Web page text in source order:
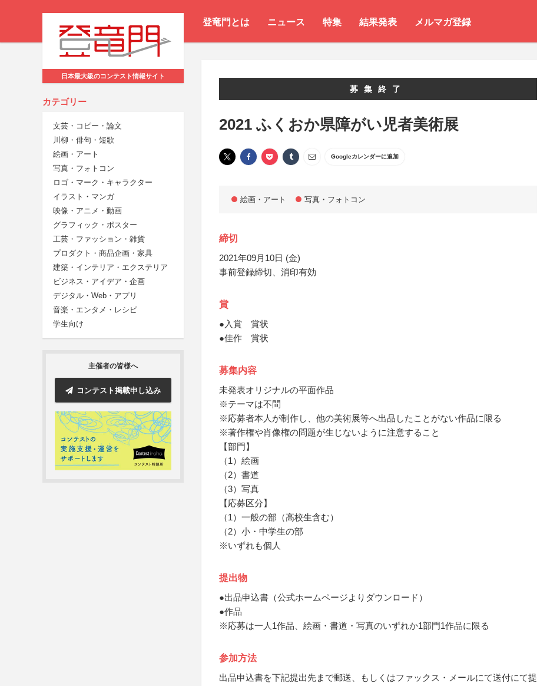
登竜門とは ニュース 特集 結果発表 メルマガ登録
日本最大級のコンテスト情報サイト
カテゴリー
文芸・コピー・論文
川柳・俳句・短歌
絵画・アート
写真・フォトコン
ロゴ・マーク・キャラクター
イラスト・マンガ
映像・アニメ・動画
グラフィック・ポスター
工芸・ファッション・雑貨
プロダクト・商品企画・家具
建築・インテリア・エクステリア
ビジネス・アイデア・企画
デジタル・Web・アプリ
音楽・エンタメ・レシピ
学生向け
主催者の皆様へ
コンテスト掲載申し込み
募集終了
2021 ふくおか県障がい児者美術展
Googleカレンダーに追加
絵画・アート 写真・フォトコン
締切
2021年09月10日 (金)
事前登録締切、消印有効
賞
●入賞 賞状
●佳作 賞状
募集内容
未発表オリジナルの平面作品
※テーマは不問
※応募者本人が制作し、他の美術展等へ出品したことがない作品に限る
※著作権や肖像権の問題が生じないように注意すること
【部門】
（1）絵画
（2）書道
（3）写真
【応募区分】
（1）一般の部（高校生含む）
（2）小・中学生の部
※いずれも個人
提出物
●出品申込書（公式ホームページよりダウンロード）
●作品
※応募は一人1作品、絵画・書道・写真のいずれか1部門1作品に限る
参加方法
出品申込書を下記提出先まで郵送、もしくはファックス・メールにて送付にて提